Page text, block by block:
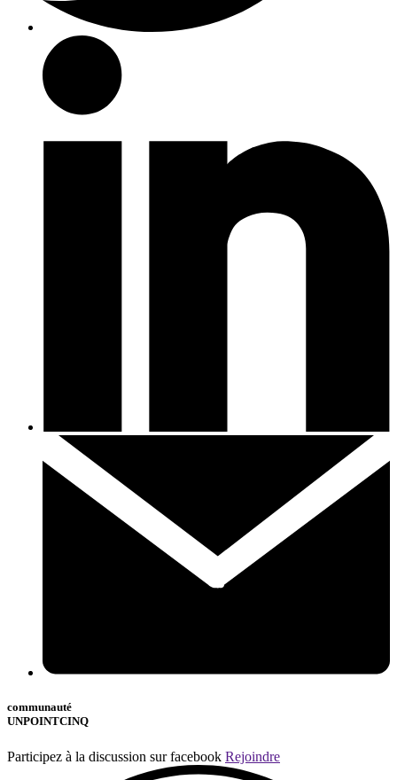
communauté
UNPOINTCINQ
Participez à la discussion sur facebook Rejoindre